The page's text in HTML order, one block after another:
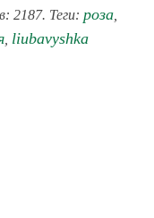
2187. Теги: роза,
, liubavyshka